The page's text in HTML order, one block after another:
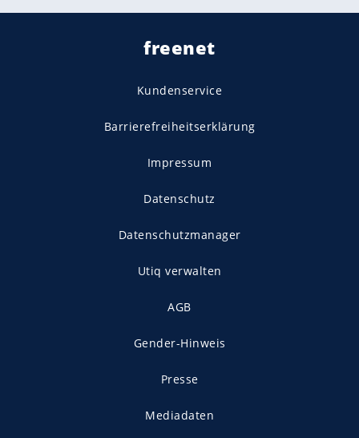
freenet
Kundenservice
Barrierefreiheitserklärung
Impressum
Datenschutz
Datenschutzmanager
Utiq verwalten
AGB
Gender-Hinweis
Presse
Mediadaten